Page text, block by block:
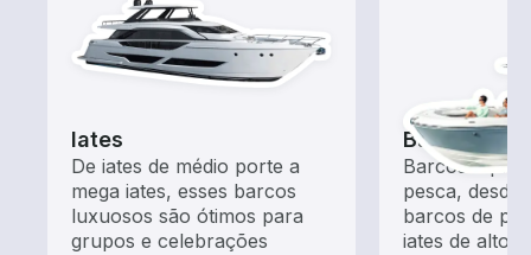
Iates
De iates de médio porte a
mega iates, esses barcos
luxuosos são ótimos para
grupos e celebrações
Barcos de
Barcos
pesca, desde
barcos de
iates de alto